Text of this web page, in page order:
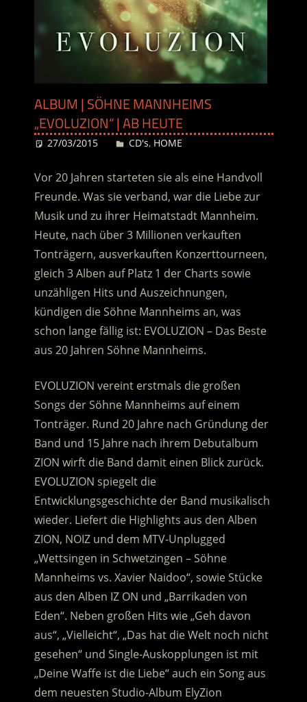
ALBUM | SÖHNE MANNHEIMS
„EVOLUZION“ | AB HEUTE
27/03/2015 Desiree
CD's, HOME
Vor 20 Jahren starteten sie als eine Handvoll
Freunde. Was sie verband, war die Liebe zur
Musik und zu ihrer Heimatstadt Mannheim.
Heute, nach über 3 Millionen verkauften
Tonträgern, ausverkauften Konzerttourneen,
gleich 3 Alben auf Platz 1 der Charts sowie
unzähligen Hits und Auszeichnungen,
kündigen die Söhne Mannheims an, was
schon lange fällig ist: EVOLUZION – Das Beste
aus 20 Jahren Söhne Mannheims.
EVOLUZION vereint erstmals die großen
Songs der Söhne Mannheims auf einem
Tonträger. Rund 20 Jahre nach Gründung der
Band und 15 Jahre nach ihrem Debutalbum
ZION wirft die Band damit einen Blick zurück.
EVOLUZION spiegelt die
Entwicklungsgeschichte der Band musikalisch
wieder. Liefert die Highlights aus den Alben
ZION, NOIZ und dem MTV-Unplugged
„Wettsingen in Schwetzingen – Söhne
Mannheims vs. Xavier Naidoo“, sowie Stücke
aus den Alben IZ ON und „Barrikaden von
Eden“. Neben großen Hits wie „Geh davon
aus“, „Vielleicht“, „Das hat die Welt noch nicht
gesehen“ und Single-Auskopplungen ist mit
„Deine Waffe ist die Liebe“ auch ein Song aus
dem neuesten Studio-Album ElyZion